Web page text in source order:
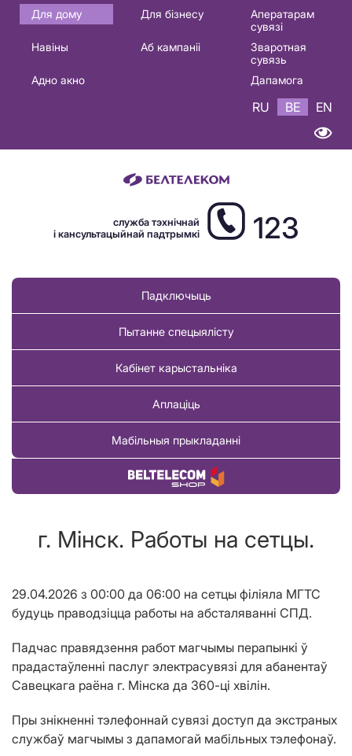
Основная
навигация
Для дому Для бізнесу
Аператарам
сувязі
Навіны
Аб кампаніі
Зваротная
сувязь
Адно акно
Дапамога
RU BE EN
служба тэхнічнай
і кансультацыйнай падтрымкі
123
Падключыць
Пытанне спецыялісту
Кабінет карыстальніка
Аплаціць
Мабільныя прыкладанні
Купіць тавар
г. Мінск. Работы на сетцы.
29.04.2026 з 00:00 да 06:00 на сетцы філіяла МГТС
будуць праводзіцца работы на абсталяванні СПД.
Падчас правядзення работ магчымы перапынкі ў
прадастаўленні паслуг электрасувязі для абанентаў
Савецкага раёна г. Мiнска да 360-ці хвілін.
Пры знікненні тэлефоннай сувязі доступ да экстраных
службаў магчымы з дапамогай мабільных тэлефонаў.